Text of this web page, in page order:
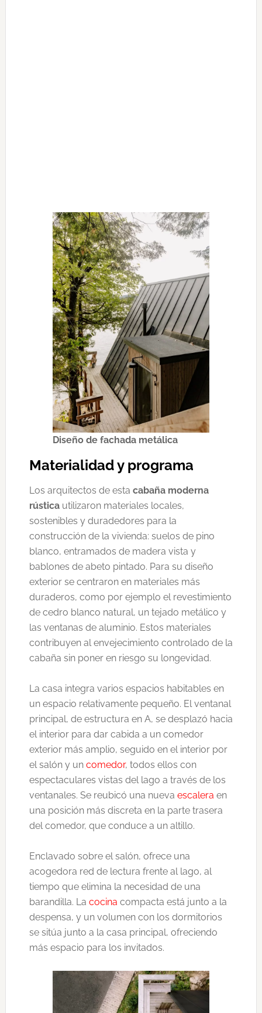
Diseño de fachada metálica
Materialidad y programa
Los arquitectos de esta cabaña moderna
rústicautilizaron materiales locales,
sostenibles y duradedores para la
construcción de la vivienda: suelos de pino
blanco, entramados de madera vista y
bablones de abeto pintado. Para su diseño
exterior se centraron en materiales más
duraderos, como por ejemplo el revestimiento
de cedro blanco natural, un tejado metálico y
las ventanas de aluminio. Estos materiales
contribuyen al envejecimiento controlado de la
cabaña sin poner en riesgo su longevidad.
La casa integra varios espacios habitables en
un espacio relativamente pequeño. El ventanal
principal, de estructura en A, se desplazó hacia
el interior para dar cabida a un comedor
exterior más amplio, seguido en el interior por
el salón y un comedor, todos ellos con
espectaculares vistas del lago a través de los
ventanales. Se reubicó una nueva escalera en
una posición más discreta en la parte trasera
del comedor, que conduce a un altillo.
Enclavado sobre el salón, ofrece una
acogedora red de lectura frente al lago, al
tiempo que elimina la necesidad de una
barandilla. La cocina compacta está junto a la
despensa, y un volumen con los dormitorios
se sitúa junto a la casa principal, ofreciendo
más espacio para los invitados.